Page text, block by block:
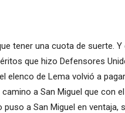
tener una cuota de suerte.
que hizo Defensores
elenco de Lema volvió a
a San Miguel que con
a San Miguel en